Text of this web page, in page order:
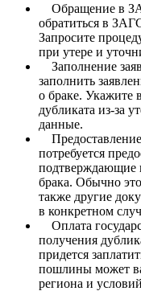
Обращение в
обратиться в
Запросите
при утере и
Заполнение
заполнить
о браке. Укажите
дубликата из-за
данные.
потребуется
подтверждающие
брака. Обычно
также другие
в конкретном
Оплата
получения
придется
пошлины может
региона и